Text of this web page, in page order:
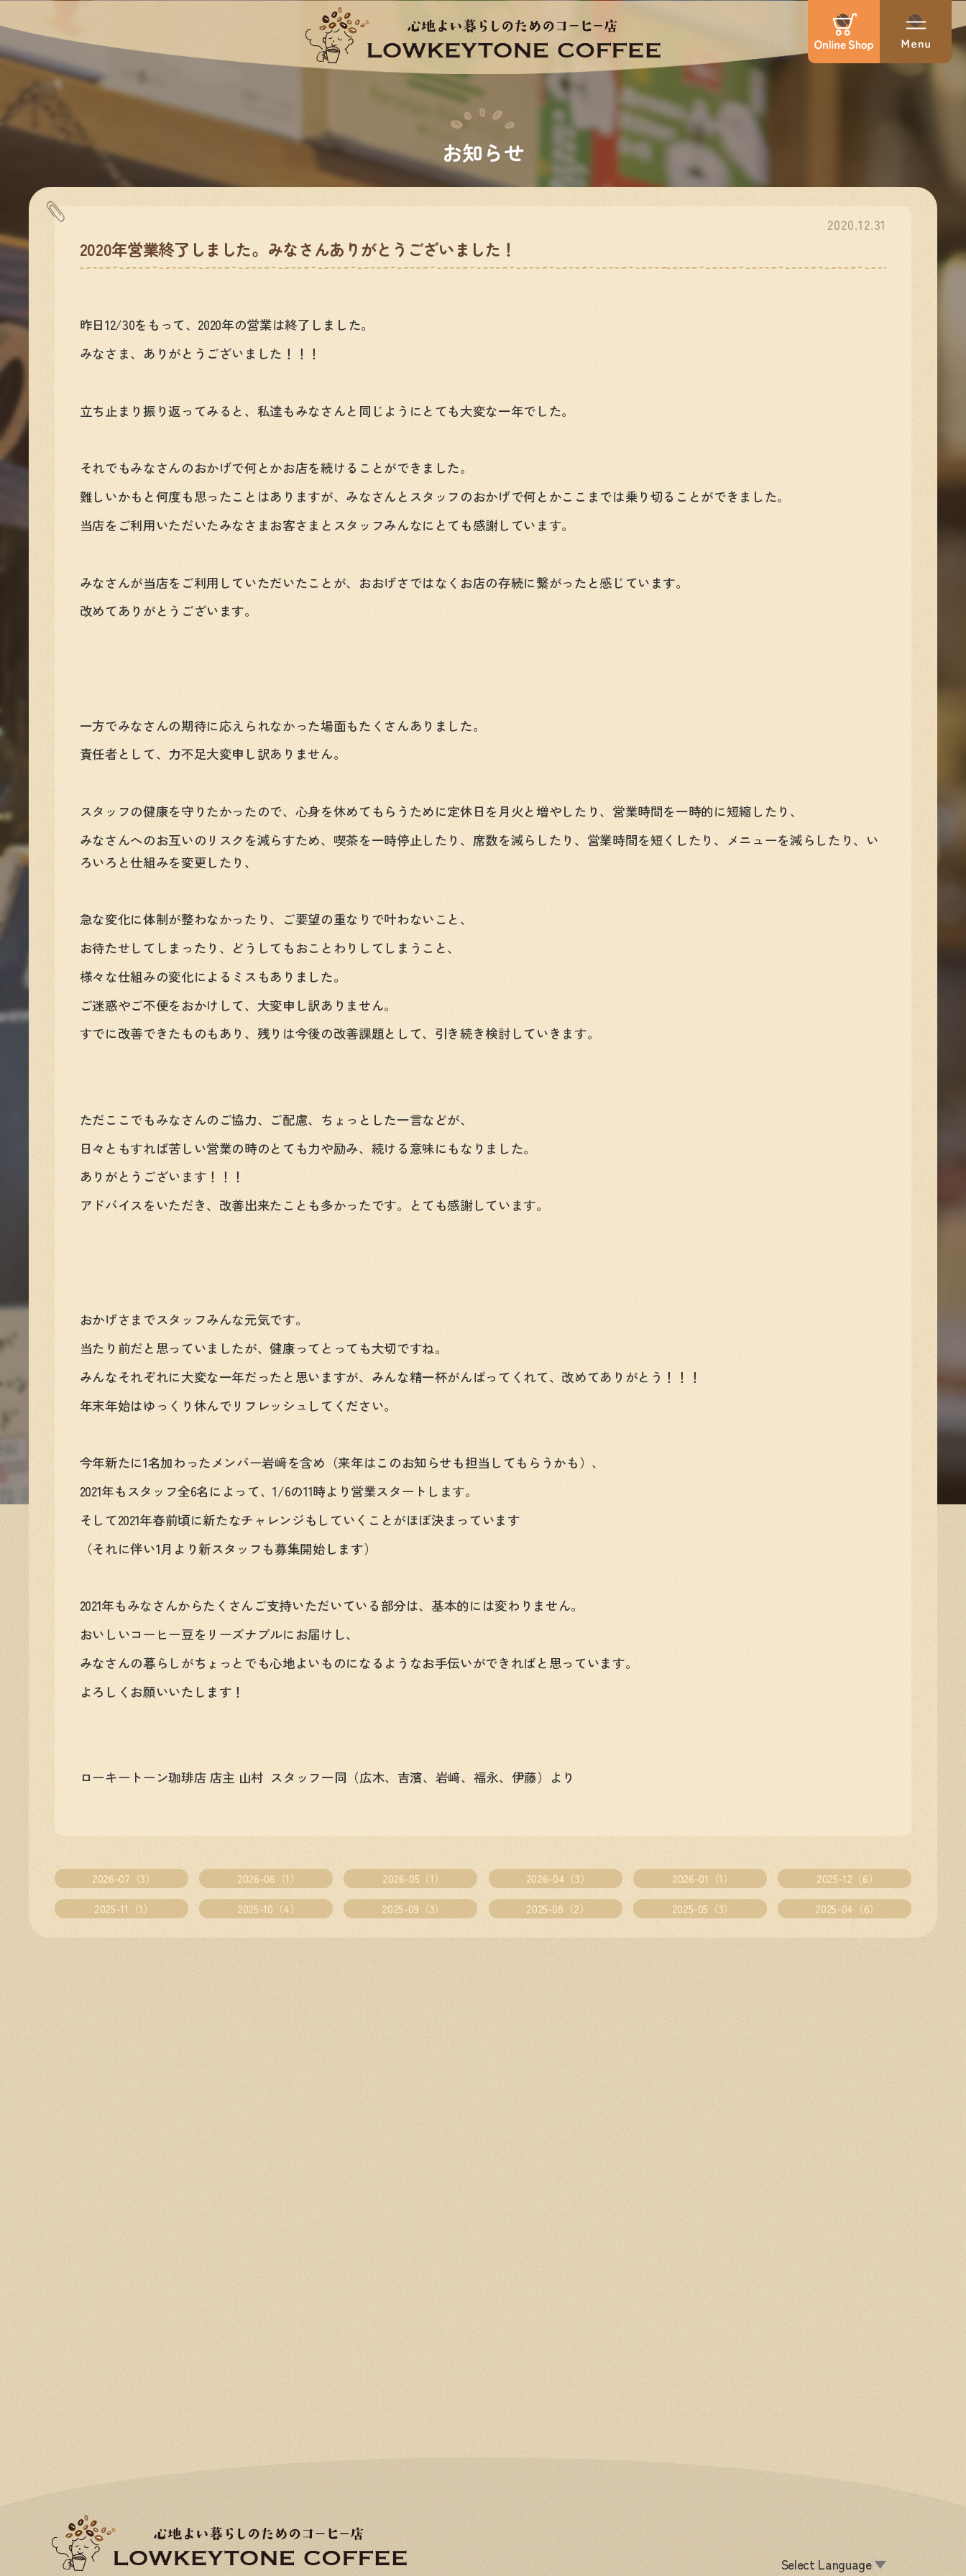
お知らせ
2020.12.31
2020年営業終了しました。みなさんありがとうございました！
昨日12/30をもって、2020年の営業は終了しました。
みなさま、ありがとうございました！！！
立ち止まり振り返ってみると、私達もみなさんと同じようにとても大変な一年でした。
それでもみなさんのおかげで何とかお店を続けることができました。
難しいかもと何度も思ったことはありますが、みなさんとスタッフのおかげで何とかここまでは乗り切ることができました。
当店をご利用いただいたみなさまお客さまとスタッフみんなにとても感謝しています。
みなさんが当店をご利用していただいたことが、おおげさではなくお店の存続に繋がったと感じています。
改めてありがとうございます。
一方でみなさんの期待に応えられなかった場面もたくさんありました。
責任者として、力不足大変申し訳ありません。
スタッフの健康を守りたかったので、心身を休めてもらうために定休日を月火と増やしたり、営業時間を一時的に短縮したり、
みなさんへのお互いのリスクを減らすため、喫茶を一時停止したり、席数を減らしたり、営業時間を短くしたり、メニューを減らしたり、い
ろいろと仕組みを変更したり、
急な変化に体制が整わなかったり、ご要望の重なりで叶わないこと、
お待たせしてしまったり、どうしてもおことわりしてしまうこと、
様々な仕組みの変化によるミスもありました。
ご迷惑やご不便をおかけして、大変申し訳ありません。
すでに改善できたものもあり、残りは今後の改善課題として、引き続き検討していきます。
ただここでもみなさんのご協力、ご配慮、ちょっとした一言などが、
日々ともすれば苦しい営業の時のとても力や励み、続ける意味にもなりました。
ありがとうございます！！！
アドバイスをいただき、改善出来たことも多かったです。とても感謝しています。
おかげさまでスタッフみんな元気です。
当たり前だと思っていましたが、健康ってとっても大切ですね。
みんなそれぞれに大変な一年だったと思いますが、みんな精一杯がんばってくれて、改めてありがとう！！！
年末年始はゆっくり休んでリフレッシュしてください。
今年新たに1名加わったメンバー岩﨑を含め（来年はこのお知らせも担当してもらうかも）、
2021年もスタッフ全6名によって、1/6の11時より営業スタートします。
そして2021年春前頃に新たなチャレンジもしていくことがほぼ決まっています
（それに伴い1月より新スタッフも募集開始します）
2021年もみなさんからたくさんご支持いただいている部分は、基本的には変わりません。
おいしいコーヒー豆をリーズナブルにお届けし、
みなさんの暮らしがちょっとでも心地よいものになるようなお手伝いができればと思っています。
よろしくお願いいたします！
ローキートーン珈琲店 店主 山村 スタッフ一同（広木、吉濱、岩﨑、福永、伊藤）より
2026-07（3） 2026-06（1） 2026-05（1） 2026-04（3） 2026-01（1）
2025-12（6）
2025-11（1）
2025-10（4） 2025-09（3） 2025-08（2） 2025-05（3） 2025-04（6）
Select Language▼